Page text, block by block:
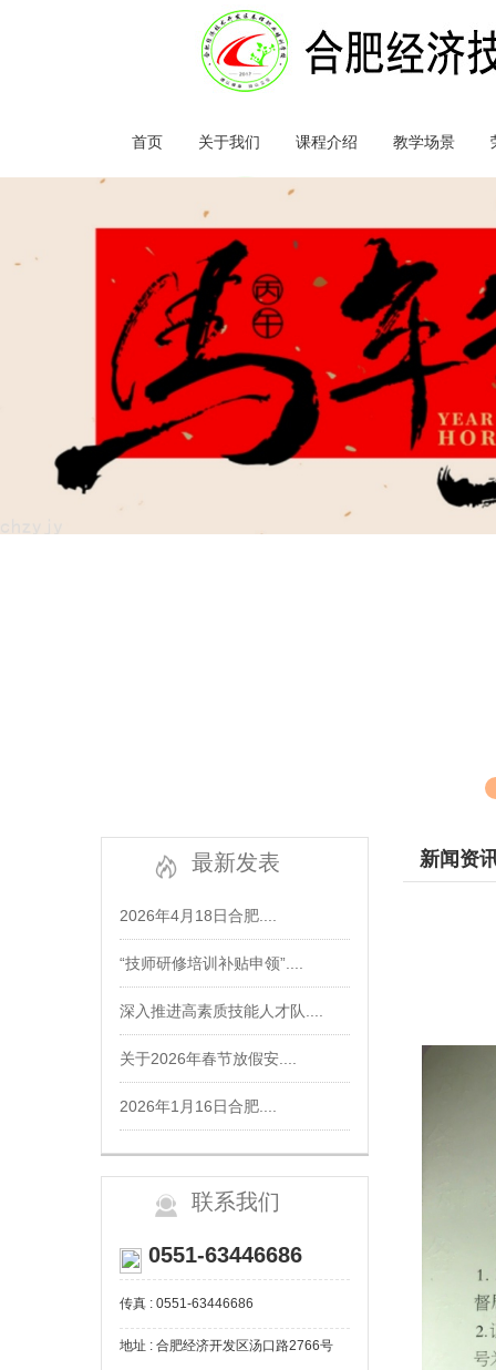
首页 关于我们 课程介绍 教学场景
最新发表
2026年4月18日合肥....
“技师研修培训补贴申领”....
深入推进高素质技能人才队....
关于2026年春节放假安....
2026年1月16日合肥....
联系我们
0551-63446686
传真 : 0551-63446686
地址 : 合肥经济开发区汤口路2766号
新闻资